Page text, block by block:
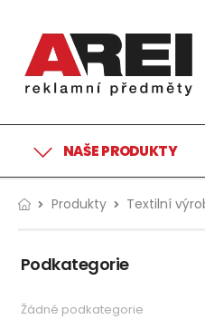
NAŠE PRODUKTY
Produkty Textilní
Podkategorie
Žádné podkategorie